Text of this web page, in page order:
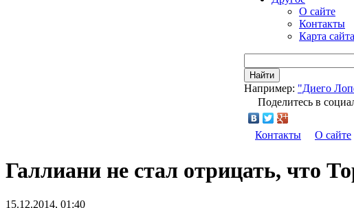
О сайте
Контакты
Карта сайта
Найти
Например: "Диего
Поделитесь в
Контакты О сайте
Галлиани не стал отрицать, что
15.12.2014, 01:40